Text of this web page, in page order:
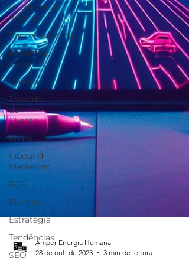
Inteligência
Artificial
Endomarketing
Marketing
Esportivo
Design
Jornada
do
Cliente
Mídia
Inbound
Marketing
B2B
Eventos
Estratégia
Tendências
SEO